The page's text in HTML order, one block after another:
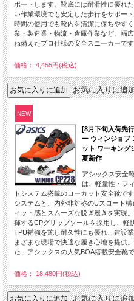
ポートします。靴底には耐滑性に優れ
い作業環境でも安定した歩行をサポー
時間の使用でも靴内を清潔に保ちやす
業・製造業・物流・倉庫作業など、幅
ね備えたプロ仕様の安全スニーカーです
価格： 4,455円(税込)
お気に入りに追
NEW
[8月下旬入荷先
ー ウィンジョブ
ット ワーキング
夏新作
アシックス安全
は、軽量性・フ
トシステム搭載のローカット安全靴で
システムと、内外非対称のUスロート
ィット感とスムーズな脱ぎ履きを実現
揮するCPグリップソールを採用し、軽
TPU補強を施し耐久性にも優れ、建設
まざまな現場で快適な履き心地を提供
た、アシックスの人気BOA搭載安全靴で
価格： 18,480円(税込)
お気に入りに追